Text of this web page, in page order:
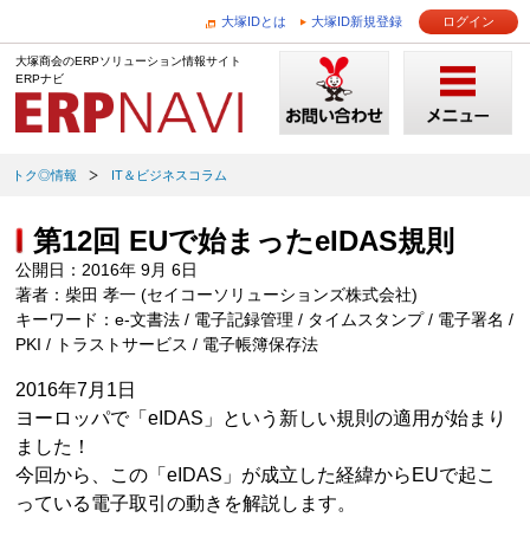
大塚IDとは 大塚ID新規登録 ログイン
大塚商会のERPソリューション情報サイト
ERPナビ
トク◎情報 IT＆ビジネスコラム
第12回 EUで始まったeIDAS規則
公開日：2016年 9月 6日
著者：柴田 孝一 (セイコーソリューションズ株式会社)
キーワード：e-文書法 / 電子記録管理 / タイムスタンプ / 電子署名 /
PKI / トラストサービス / 電子帳簿保存法
2016年7月1日
ヨーロッパで「eIDAS」という新しい規則の適用が始まり
ました！
今回から、この「eIDAS」が成立した経緯からEUで起こ
っている電子取引の動きを解説します。